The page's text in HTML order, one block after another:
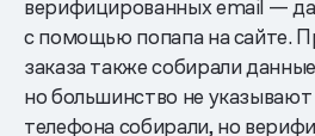
верифицированных email —
с помощью попапа на сайте.
заказа также собирали
но большинство не
телефона собирали, но